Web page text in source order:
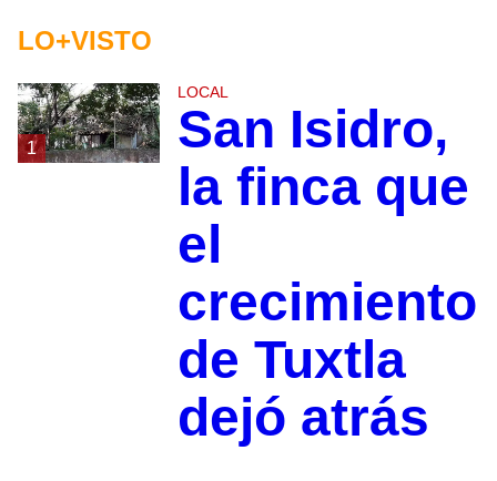
LO+VISTO
1
LOCAL
San Isidro,
la finca que
el
crecimiento
de Tuxtla
dejó atrás